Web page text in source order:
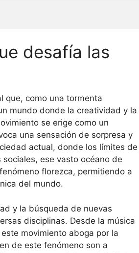
desafía las
que, como una tormenta
mundo donde la creatividad y la
se erige como un
una sensación de sorpresa y
actual, donde los límites de
ese vasto océano de
florezca, permitiendo a
del mundo.
y la búsqueda de nuevas
disciplinas. Desde la música
movimiento aboga por la
de este fenómeno son a